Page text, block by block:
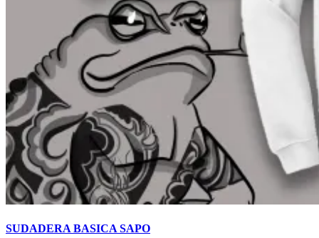
SUDADERA BASICA SAPO